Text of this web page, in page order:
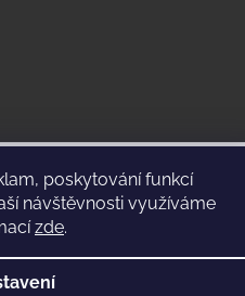
poskytování funkcí
návštěvnosti využíváme
zde.
. Všechna práva vyhrazena.
cookies